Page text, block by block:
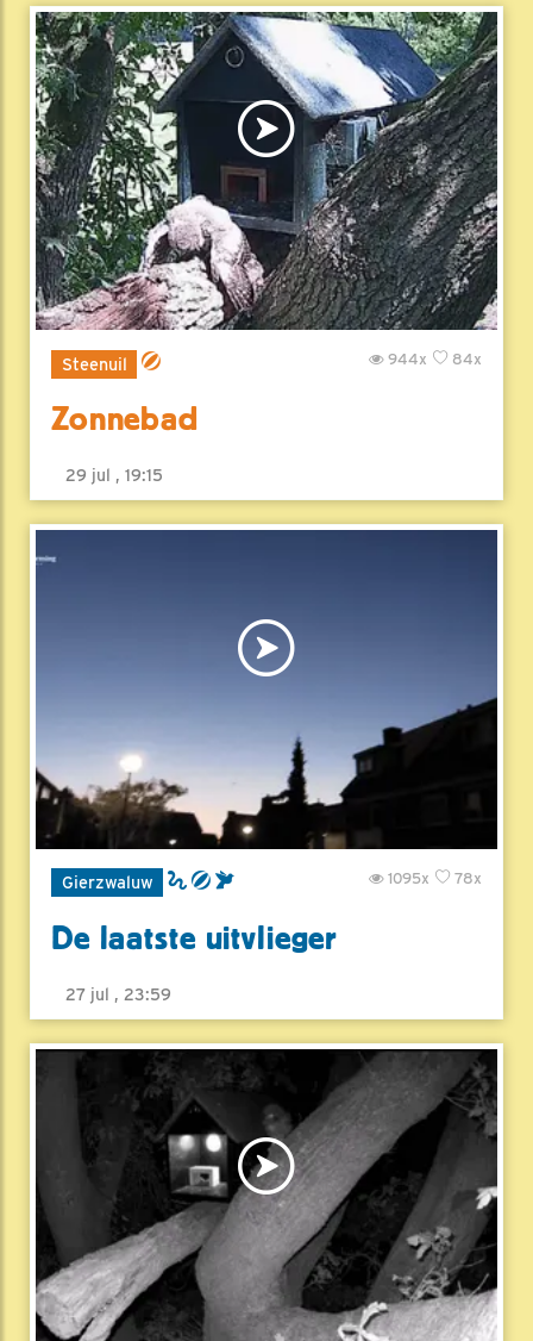
Steenuil 84x
944x
Zonnebad
29 jul , 19:15
Gierzwaluw 78x
1095x
De laatste uitvlieger
27 jul , 23:59